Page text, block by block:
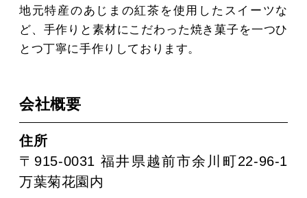
地元特産のあじまの紅茶を使用したスイーツな
ど、手作りと素材にこだわった焼き菓子を一つひ
とつ丁寧に手作りしております。
会社概要
住所
〒915-0031福井県越前市余川町22-96-1
万葉菊花園内